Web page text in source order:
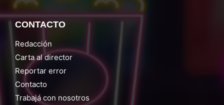
CONTACTO
Redacción
Carta al director
Reportar error
Contacto
Trabajá con nosotros